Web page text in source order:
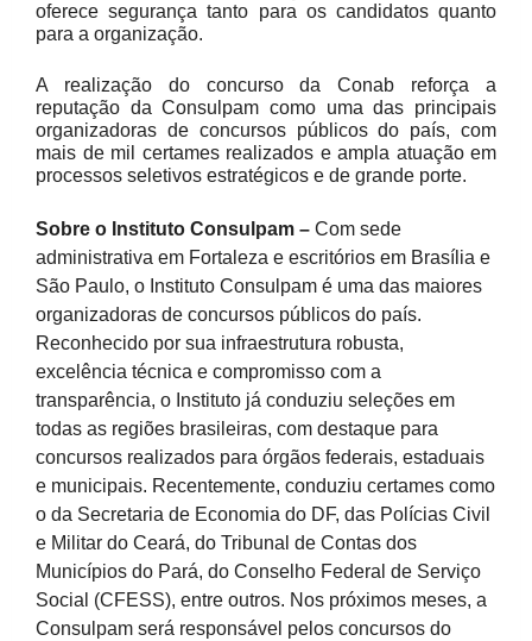
oferece segurança tanto para os candidatos quanto
para a organização.
A realização do concurso da Conab reforça a
reputação da Consulpam como uma das principais
organizadoras de concursos públicos do país, com
mais de mil certames realizados e ampla atuação em
processos seletivos estratégicos e de grande porte.
Sobre o Instituto Consulpam – Com sede
administrativa em Fortaleza e escritórios em Brasília e
São Paulo, o Instituto Consulpam é uma das maiores
organizadoras de concursos públicos do país.
Reconhecido por sua infraestrutura robusta,
excelência técnica e compromisso com a
transparência, o Instituto já conduziu seleções em
todas as regiões brasileiras, com destaque para
concursos realizados para órgãos federais, estaduais
e municipais. Recentemente, conduziu certames como
o da Secretaria de Economia do DF, das Polícias Civil
e Militar do Ceará, do Tribunal de Contas dos
Municípios do Pará, do Conselho Federal de Serviço
Social (CFESS), entre outros. Nos próximos meses, a
Consulpam será responsável pelos concursos do